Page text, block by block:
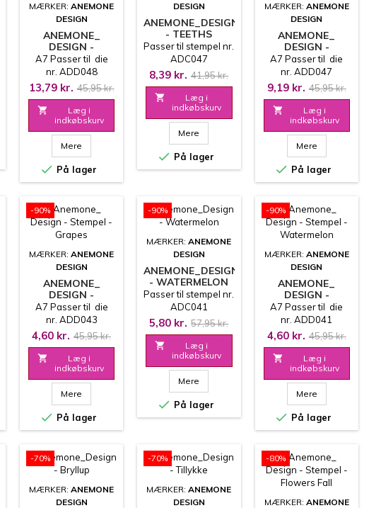
MÆRKER:ANEMONE
DESIGN
ANEMONE_
DESIGN -
STEMPEL -
PENCILS
A7 Passer til die
nr. ADD048
13,79 kr. 45,95 kr.

Læg i
indkøbskurv
Mere
 På lager
DESIGN
ANEMONE_DESIGN
- TEETHS
Passer til stempel nr.
ADC047
8,39 kr. 41,95 kr.

Læg i
indkøbskurv
Mere
 På lager
MÆRKER: ANEMONE
DESIGN
ANEMONE_
DESIGN -
STEMPEL -
TEETHS
A7 Passer til die
nr. ADD047
9,19 kr. 45,95 kr.

Læg i
indkøbskurv
Mere
 På lager
-90%
MÆRKER:ANEMONE
DESIGN
ANEMONE_
DESIGN -
STEMPEL -
GRAPES
A7 Passer til die
nr. ADD043
4,60 kr. 45,95 kr.

Læg i
indkøbskurv
Mere
 På lager
-90%
MÆRKER:ANEMONE
DESIGN
ANEMONE_DESIGN
- WATERMELON
Passer til stempel nr.
ADC041
5,80 kr. 57,95 kr.

Læg i
indkøbskurv
Mere
 På lager
-90%
MÆRKER: ANEMONE
DESIGN
ANEMONE_
DESIGN -
STEMPEL -
WATERMELON
A7 Passer til die
nr. ADD041
4,60 kr. 45,95 kr.

Læg i
indkøbskurv
Mere
 På lager
-70%
MÆRKER:ANEMONE
DESIGN
-70%
MÆRKER:ANEMONE
DESIGN
-80%
MÆRKER: ANEMONE